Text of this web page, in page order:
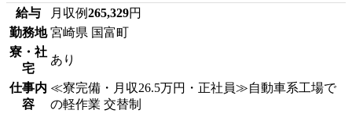
給与 月収例265,329円
勤務地 宮崎県 国富町
寮・社
宅
あり
仕事内
容
≪寮完備・月収26.5万円・正社員≫自動車系工場で
の軽作業 交替制